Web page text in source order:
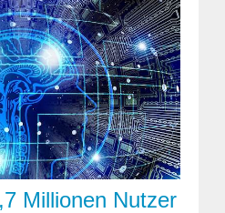
Millionen Nutzer